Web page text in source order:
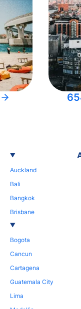
Auckland
Bali
Bangkok
Brisbane
Bogota
Cancun
Cartagena
Guatemala City
Lima